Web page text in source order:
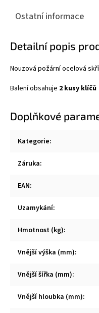
Ostatní informace
Detailní popis
Nouzová požární ocelová
Balení obsahuje 2 kusy klíčů
Doplňkové
Kategorie:
Záruka:
EAN:
Uzamykání:
Hmotnost (kg):
Vnější výška (mm):
Vnější šířka (mm):
Vnější hloubka (mm):